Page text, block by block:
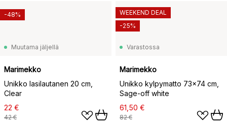
Muutama jäljellä
Marimekko
Unikko lasilautanen 20 cm,
Clear
22 €
42 €
-48%
Varastossa
Marimekko
Unikko kylpymatto 73x74 cm,
Sage-off white
61,50 €
82 €
WEEKEND DEAL
-25%